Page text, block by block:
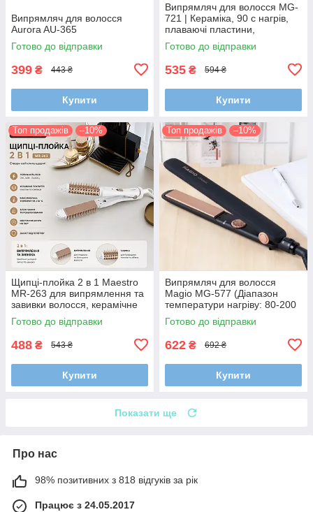
Випрямляч для волосся
Aurora AU-365
Готово до відправки
399 ₴ 443 ₴
Купити
Випрямляч для волосся MG-
721 | Кераміка, 90 с нагрів,
плаваючі пластини,
фіолетовий
Готово до відправки
535 ₴ 594 ₴
Купити
Топ продажів –10%
Щипці-плойка 2 в 1 Maestro
MR-263 для випрямлення та
завивки волосся, керамічне
покриття, 210°C
Готово до відправки
488 ₴ 543 ₴
Купити
Топ продажів –10%
Випрямляч для волосся
Magio MG-577 (Діапазон
температури нагріву: 80-200
°С)
Готово до відправки
622 ₴ 692 ₴
Купити
Показати ще
Про нас
98% позитивних з 818 відгуків за рік
Працює з 24.05.2017